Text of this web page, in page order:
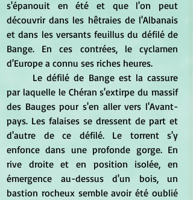
s'épanouit en été et que l'on peut
découvrir dans les hêtraies de l'Albanais
et dans les versants feuillus du défilé de
Bange. En ces contrées, le cyclamen
d'Europe a connu ses riches heures.
par laquelle le Chéran s'extirpe du massif
des Bauges pour s'en aller vers l'Avant-
pays. Les falaises se dressent de part et
d'autre de ce défilé. Le torrent s'y
enfonce dans une profonde gorge. En
rive droite et en position isolée, en
émergence au-dessus d'un bois, un
bastion rocheux semble avoir été oublié